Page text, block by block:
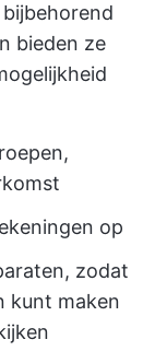
bieden ze
op
zodat
kunt maken